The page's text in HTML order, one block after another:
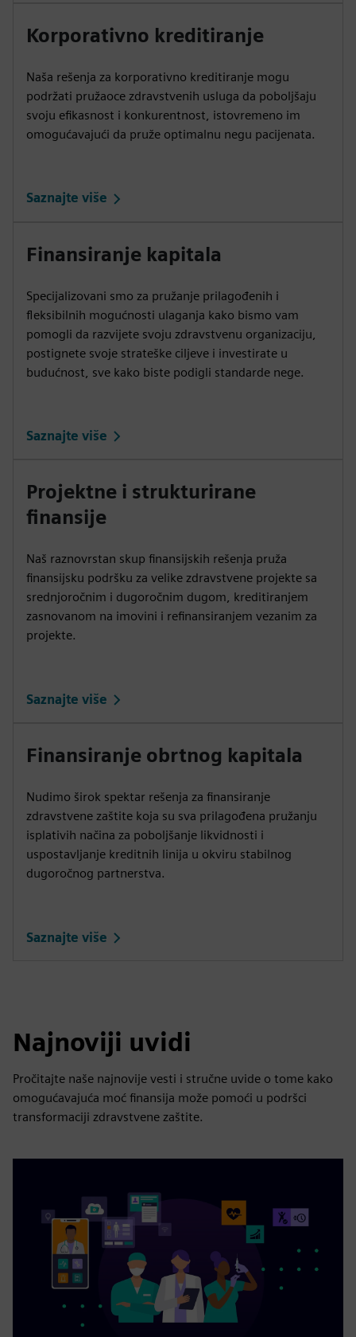
Korporativno kreditiranje
Naša rešenja za korporativno kreditiranje mogu
podržati pružaoce zdravstvenih usluga da poboljšaju
svoju efikasnost i konkurentnost, istovremeno im
omogućavajući da pruže optimalnu negu pacijenata.
Saznajte više
Finansiranje kapitala
Specijalizovani smo za pružanje prilagođenih i
fleksibilnih mogućnosti ulaganja kako bismo vam
pomogli da razvijete svoju zdravstvenu organizaciju,
postignete svoje strateške ciljeve i investirate u
budućnost, sve kako biste podigli standarde nege.
Saznajte više
Projektne i strukturirane
finansije
Naš raznovrstan skup finansijskih rešenja pruža
finansijsku podršku za velike zdravstvene projekte sa
srednjoročnim i dugoročnim dugom, kreditiranjem
zasnovanom na imovini i refinansiranjem vezanim za
projekte.
Saznajte više
Finansiranje obrtnog kapitala
Nudimo širok spektar rešenja za finansiranje
zdravstvene zaštite koja su sva prilagođena pružanju
isplativih načina za poboljšanje likvidnosti i
uspostavljanje kreditnih linija u okviru stabilnog
dugoročnog partnerstva.
Saznajte više
Najnoviji uvidi
Pročitajte naše najnovije vesti i stručne uvide o tome kako
omogućavajuća moć finansija može pomoći u podršci
transformaciji zdravstvene zaštite.